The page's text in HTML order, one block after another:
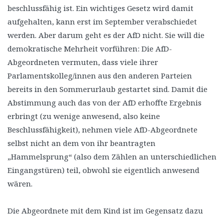
beschlussfähig ist. Ein wichtiges Gesetz wird damit
aufgehalten, kann erst im September verabschiedet
werden. Aber darum geht es der AfD nicht. Sie will die
demokratische Mehrheit vorführen: Die AfD-
Abgeordneten vermuten, dass viele ihrer
Parlamentskolleg/innen aus den anderen Parteien
bereits in den Sommerurlaub gestartet sind. Damit die
Abstimmung auch das von der AfD erhoffte Ergebnis
erbringt (zu wenige anwesend, also keine
Beschlussfähigkeit), nehmen viele AfD-Abgeordnete
selbst nicht an dem von ihr beantragten
„Hammelsprung“ (also dem Zählen an unterschiedlichen
Eingangstüren) teil, obwohl sie eigentlich anwesend
wären.
Die Abgeordnete mit dem Kind ist im Gegensatz dazu